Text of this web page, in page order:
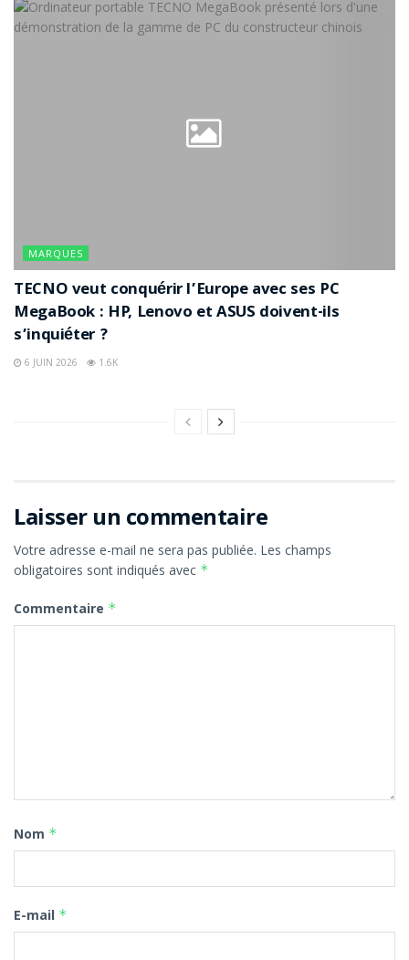
MARQUES
TECNO veut conquérir l’Europe avec ses PC
MegaBook : HP, Lenovo et ASUS doivent-ils
s’inquiéter ?
6 JUIN 2026 1.6K
Laisser un commentaire
Votre adresse e-mail ne sera pas publiée. Les champs
obligatoires sont indiqués avec *
Commentaire *
Nom *
E-mail *